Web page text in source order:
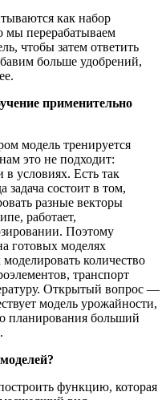
как набор
мы перерабатываем
чтобы затем ответить
больше удобрений,
применительно
модель тренируется
это не подходит:
условиях. Есть так
задача состоит в том,
разные векторы
работает,
Поэтому
готовых моделях
количество
транспорт
Открытый вопрос —
модель урожайности,
планирования больший
функцию, которая